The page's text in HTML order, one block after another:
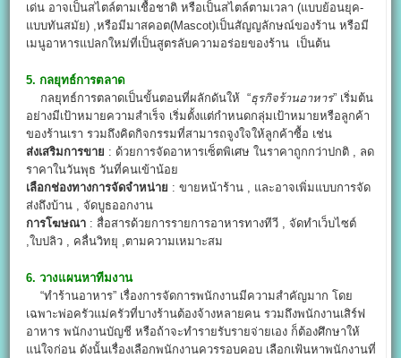
เด่น อาจเป็นสไตล์ตามเชื้อชาติ หรือเป็นสไตล์ตามเวลา (แบบย้อนยุค-
แบบทันสมัย) ,หรือมีมาสคอต(Mascot)เป็นสัญญลักษณ์ของร้าน หรือมี
เมนูอาหารแปลกใหม่ที่เป็นสูตรลับความอร่อยของร้าน เป็นต้น
5. กลยุทธ์การตลาด
กลยุทธ์การตลาดเป็นขั้นตอนที่ผลักดันให้ “ธุรกิจร้านอาหาร” เริ่มต้น
อย่างมีเป้าหมายความสำเร็จ เริ่มตั้งแต่กำหนดกลุ่มเป้าหมายหรือลูกค้า
ของร้านเรา รวมถึงคิดกิจกรรมที่สามารถจูงใจให้ลูกค้าซื้อ เช่น
ส่งเสริมการขาย : ด้วยการจัดอาหารเซ็ตพิเศษ ในราคาถูกกว่าปกติ , ลด
ราคาในวันพุธ วันที่คนเข้าน้อย
เลือกช่องทางการจัดจำหน่าย : ขายหน้าร้าน , และอาจเพิ่มแบบการจัด
ส่งถึงบ้าน , จัดบูธออกงาน
การโฆษณา : สื่อสารด้วยการรายการอาหารทางทีวี , จัดทำเว็บไซต์
,ใบปลิว , คลื่นวิทยุ ,ตามความเหมาะสม
6. วางแผนหาทีมงาน
“ทำร้านอาหาร” เรื่องการจัดการพนักงานมีความสำคัญมาก โดย
เฉพาะพ่อครัวแม่ครัวที่บางร้านต้องจ้างหลายคน รวมถึงพนักงานเสิร์ฟ
อาหาร พนักงานบัญชี หรือถ้าจะทำรายรับรายจ่ายเอง ก็ต้องศึกษาให้
แน่ใจก่อน ดังนั้นเรื่องเลือกพนักงานควรรอบคอบ เลือกเฟ้นหาพนักงานที่